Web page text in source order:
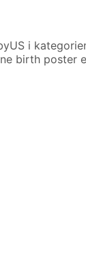
i
birth